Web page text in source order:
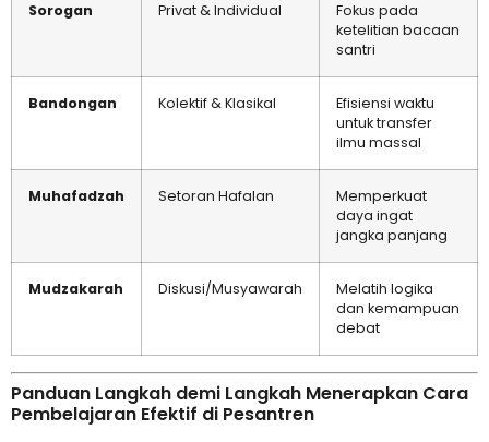
Sorogan Privat & Individual
Fokus pada
ketelitian bacaan
santri
Bandongan Kolektif & Klasikal
Efisiensi waktu
untuk transfer
ilmu massal
Muhafadzah Setoran Hafalan
Memperkuat
daya ingat
jangka panjang
Mudzakarah Diskusi/Musyawarah
Melatih logika
dan kemampuan
debat
Panduan Langkah demi Langkah Menerapkan Cara
Pembelajaran Efektif di Pesantren